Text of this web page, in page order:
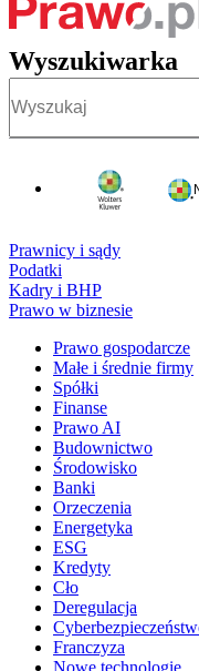
Wyszukiwarka
Prawnicy i sądy
Podatki
Kadry i BHP
Prawo w biznesie
Prawo gospodarcze
Małe i średnie firmy
Spółki
Finanse
Prawo AI
Budownictwo
Środowisko
Banki
Orzeczenia
Energetyka
ESG
Kredyty
Cło
Deregulacja
Franczyza